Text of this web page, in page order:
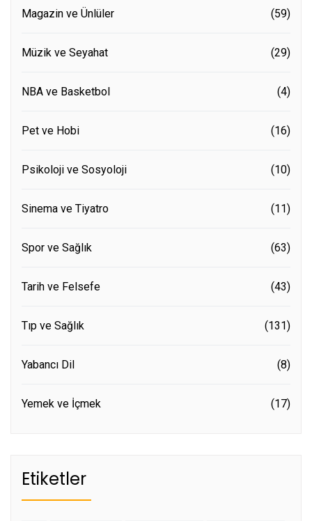
Magazin ve Ünlüler (59)
Müzik ve Seyahat (29)
NBA ve Basketbol (4)
Pet ve Hobi (16)
Psikoloji ve Sosyoloji (10)
Sinema ve Tiyatro (11)
Spor ve Sağlık (63)
Tarih ve Felsefe (43)
Tıp ve Sağlık (131)
Yabancı Dil (8)
Yemek ve İçmek (17)
Etiketler